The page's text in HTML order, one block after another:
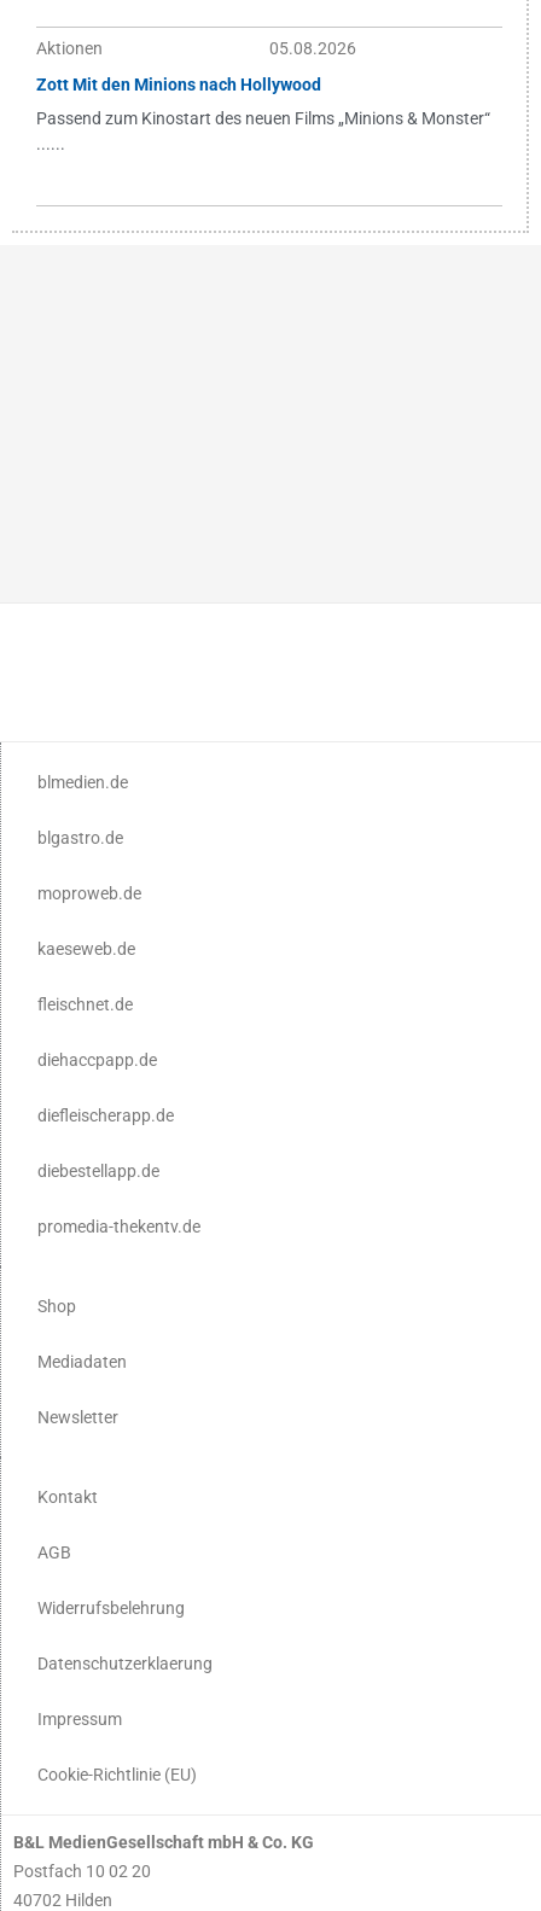
Aktionen
05.08.2026
Zott Mit den Minions nach Hollywood
Passend zum Kinostart des neuen Films „Minions & Monster“
......
blmedien.de
blgastro.de
moproweb.de
kaeseweb.de
fleischnet.de
diehaccpapp.de
diefleischerapp.de
diebestellapp.de
promedia-thekentv.de
Shop
Mediadaten
Newsletter
Kontakt
AGB
Widerrufsbelehrung
Datenschutzerklaerung
Impressum
Cookie-Richtlinie (EU)
B&L MedienGesellschaft mbH & Co. KG
Postfach 10 02 20
40702 Hilden